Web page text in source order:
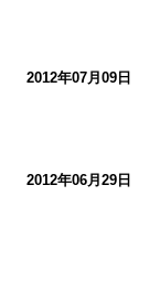
2012年07月09日
2012年06月29日